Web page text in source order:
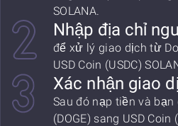
SOLANA.
Nhập địa chỉ
để xử lý giao dịch từ
USD Coin (USDC)
Xác nhận giao
Sau đó nạp tiền và
(DOGE) sang USD Coin